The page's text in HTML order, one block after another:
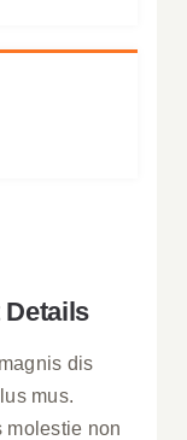
dis
mus.
molestie non